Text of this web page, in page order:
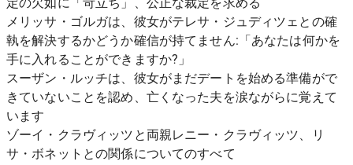
メリッサ・ゴルガは、彼女がテレサ・ジュディツェとの確
執を解決するかどうか確信が持てません:「あなたは何かを
手に入れることができますか?」
スーザン・ルッチは、彼女がまだデートを始める準備がで
きていないことを認め、亡くなった夫を涙ながらに覚えて
います
ゾーイ・クラヴィッツと両親レニー・クラヴィッツ、リ
サ・ボネットとの関係についてのすべて